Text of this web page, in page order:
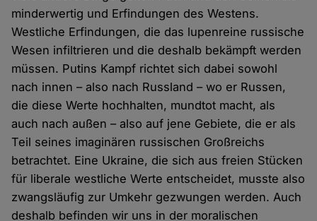
minderwertig und Erfindungen des Westens.
Westliche Erfindungen, die das lupenreine russische
Wesen infiltrieren und die deshalb bekämpft werden
müssen. Putins Kampf richtet sich dabei sowohl
nach innen – also nach Russland – wo er Russen,
die diese Werte hochhalten, mundtot macht, als
auch nach außen – also auf jene Gebiete, die er als
Teil seines imaginären russischen Großreichs
betrachtet. Eine Ukraine, die sich aus freien Stücken
für liberale westliche Werte entscheidet, musste also
zwangsläufig zur Umkehr gezwungen werden. Auch
deshalb befinden wir uns in der moralischen